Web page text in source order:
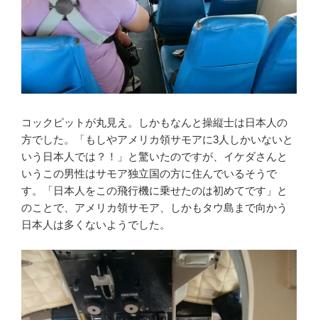
コックピットが丸見え。しかもなんと操縦士は日本人の
方でした。「もしやアメリカ領サモアに3人しかいないと
いう日本人では？！」と驚いたのですが、イケダさんと
いうこの男性はサモア独立国の方に住んでいるそうで
す。「日本人をこの飛行機に乗せたのは初めてです」と
のことで、アメリカ領サモア、しかもタウ島まで向かう
日本人は多くないようでした。